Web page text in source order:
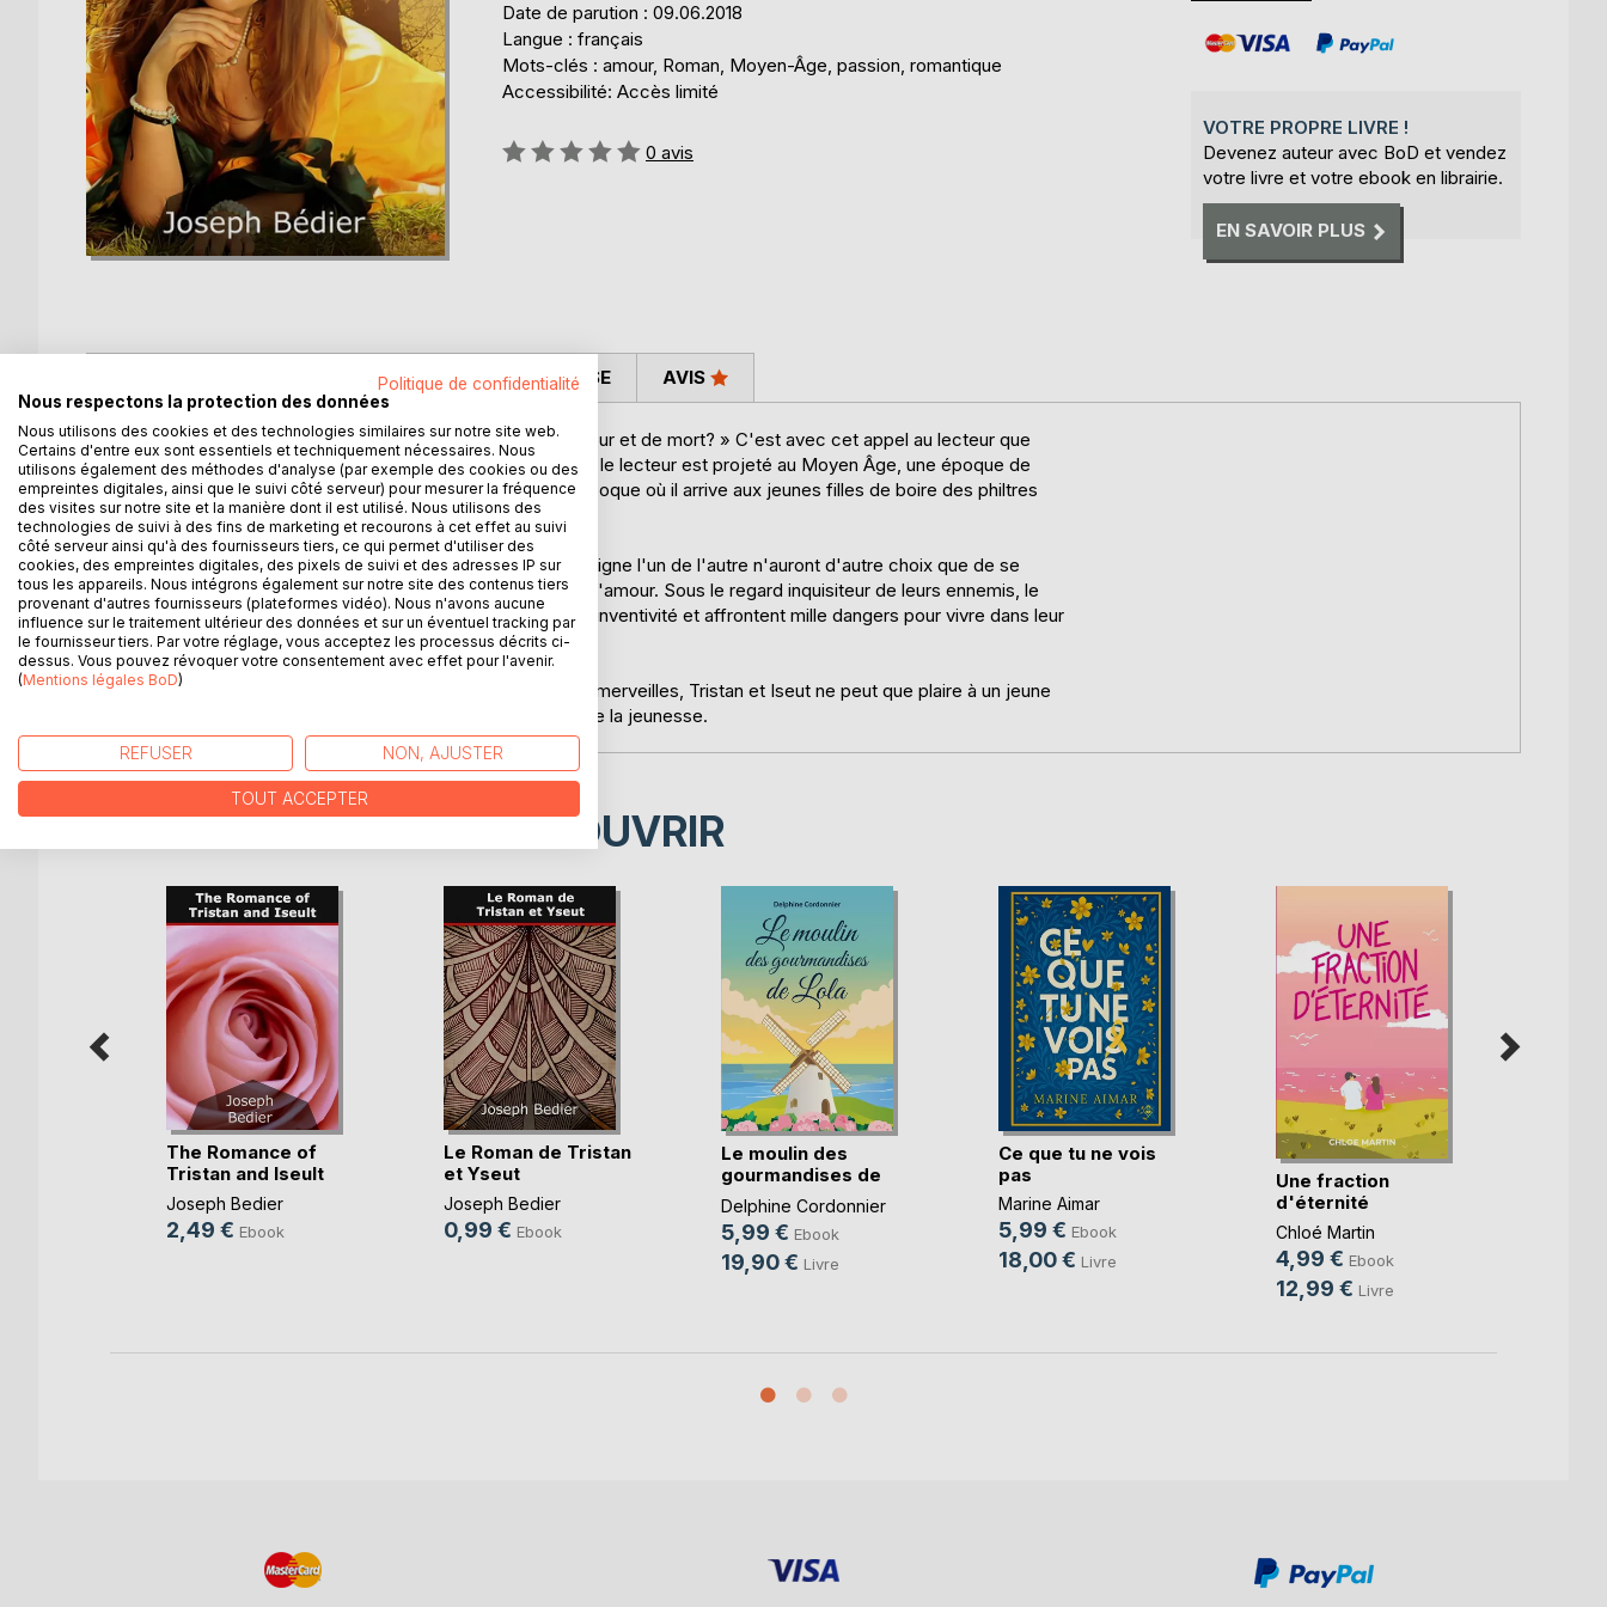
Date de parution : 09.06.2018
Langue : français
Mots-clés : amour, Roman, Moyen-Âge, passion, romantique
Accessibilité: Accès limité
Évaluation:
0 avis
VOTRE PROPRE LIVRE !
Devenez auteur avec BoD et vendez
votre livre et votre ebook en librairie.
EN SAVOIR PLUS
« Seigneurs, vous plaît-il d'entendre un beau conte d'amour et de mort? » C'est avec cet appel au lecteur que
commence Tristan et Iseut. Par la magie de cette phrase, le lecteur est projeté au Moyen Âge, une époque de
chevalerie et de sorcellerie, de nains et de géants, une époque où il arrive aux jeunes filles de boire des philtres
d'amour...
Au sortir de l'adolescence, deux jeunes gens que tout éloigne l'un de l'autre n'auront d'autre choix que de se
soumettre à la force invisible mais combien puissante de l'amour. Sous le regard inquisiteur de leurs ennemis, le
valeureux Tristan et Iseut la Blonde rivalisent de ruse et d'inventivité et affrontent mille dangers pour vivre dans leur
chair et leur âme cette passion coupable qui les dévore.
Récit d'aventure, récit d'amours contrariées parsemé de merveilles, Tristan et Iseut ne peut que plaire à un jeune
public, car les héros incarnent l'esprit rebelle et l'ardeur de la jeunesse.
AUTEUR(S) CRITIQUES PRESSE AVIS
D’AUTRES TITRES À DÉCOUVRIR
The Romance of
Tristan and Iseult
Joseph Bedier
2,49 € Ebook
Le Roman de Tristan
et Yseut
Joseph Bedier
0,99 € Ebook
Le moulin des
gourmandises de
Lola
Delphine Cordonnier
5,99 € Ebook
19,90 € Livre
Ce que tu ne vois
pas
Marine Aimar
5,99 € Ebook
18,00 € Livre
Une fraction
d'éternité
Chloé Martin
4,99 € Ebook
12,99 € Livre
Politique de confidentialité
Nous respectons la protection des données
Nous utilisons des cookies et des technologies similaires sur notre site web.
Certains d'entre eux sont essentiels et techniquement nécessaires. Nous
utilisons également des méthodes d'analyse (par exemple des cookies ou des
empreintes digitales, ainsi que le suivi côté serveur) pour mesurer la fréquence
des visites sur notre site et la manière dont il est utilisé. Nous utilisons des
technologies de suivi à des fins de marketing et recourons à cet effet au suivi
côté serveur ainsi qu'à des fournisseurs tiers, ce qui permet d'utiliser des
cookies, des empreintes digitales, des pixels de suivi et des adresses IP sur
tous les appareils. Nous intégrons également sur notre site des contenus tiers
provenant d'autres fournisseurs (plateformes vidéo). Nous n'avons aucune
influence sur le traitement ultérieur des données et sur un éventuel tracking par
le fournisseur tiers. Par votre réglage, vous acceptez les processus décrits ci-
dessus. Vous pouvez révoquer votre consentement avec effet pour l'avenir.
(Mentions légales BoD)
REFUSER NON, AJUSTER
TOUT ACCEPTER